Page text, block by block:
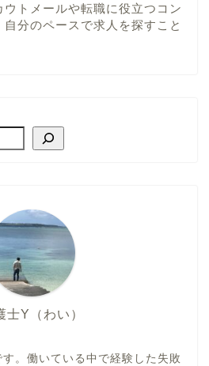
トメールや転職に役立つコン
分のペースで求人を探すこと
士Y（わい）
。働いている中で経験した失敗